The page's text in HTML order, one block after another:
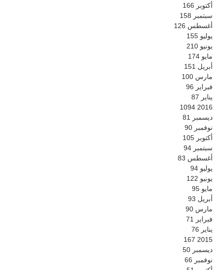
أكتوبر 166
سبتمبر 158
أغسطس 126
يوليو 155
يونيو 210
مايو 174
أبريل 151
مارس 100
فبراير 96
يناير 87
2016
1094
ديسمبر 81
نوفمبر 90
أكتوبر 105
سبتمبر 94
أغسطس 83
يوليو 94
يونيو 122
مايو 95
أبريل 93
مارس 90
فبراير 71
يناير 76
2015
167
ديسمبر 50
نوفمبر 66